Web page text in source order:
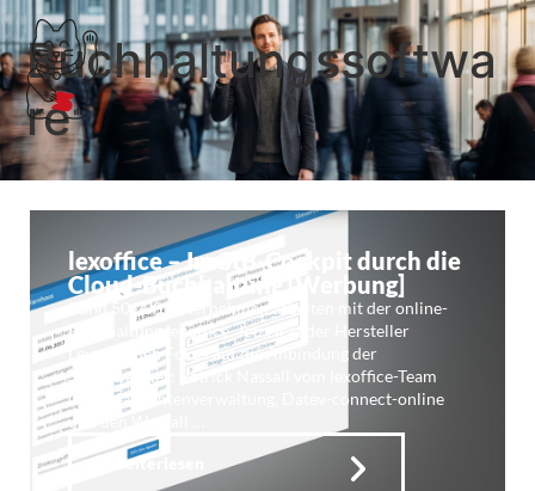
Buchhaltungssoftwa
re
lexoffice – Im StB-Cockpit durch die
Cloud-Buchhaltung [Werbung]
Rund 50.000 Unternehmen arbeiten mit der online-
Buchhaltung lexoffice. Jetzt legt der Hersteller
Lexware den Fokus auf die Anbindung der
Steuerberater: Patrick Nassall vom lexoffice-Team
über Mandantenverwaltung, Datev-connect-online
und den Wegfall …
Weiterlesen